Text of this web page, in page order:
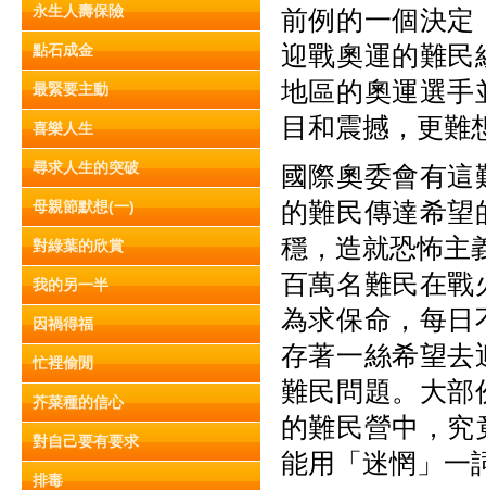
永生人壽保險
點石成金
最緊要主動
喜樂人生
尋求人生的突破
母親節默想(一)
對綠葉的欣賞
我的另一半
因禍得福
忙裡偷閒
芥菜種的信心
對自己要有要求
排毒
前例的一個決定
迎戰奧運的難民
地區的奧運選手
目和震撼，更難
國際奧委會有
的難民傳達希望
穩，造就恐怖主
百萬名難民在戰
為求保命，每日
存著一絲希望去
難民問題。大部
的難民營中，究
能用「迷惘」一